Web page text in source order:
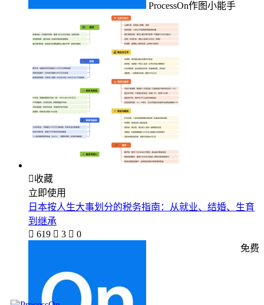
ProcessOn作图小能手
收藏
立即使用
日本按人生大事划分的税务指南：从就业、结婚、生育
到继承
 619  3  0
免费